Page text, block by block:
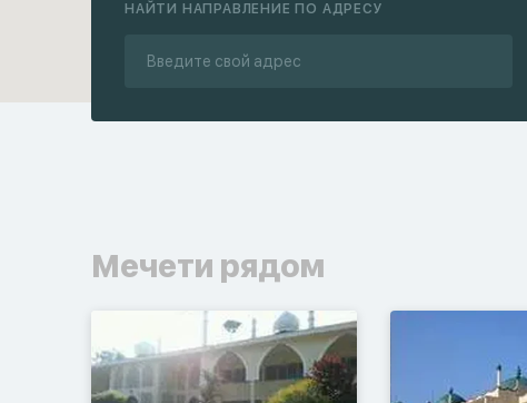
НАЙТИ НАПРАВЛЕНИЕ ПО АДРЕСУ
Мечети рядом